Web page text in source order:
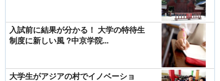
入試前に結果が分かる！ 大学の特待生
制度に新しい風 ?中京学院...
大学生がアジアの村でイノベーショ